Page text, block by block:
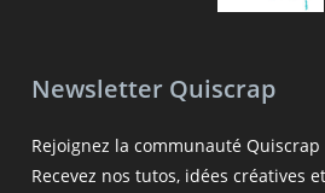
Newsletter Quiscrap
Rejoignez la communauté Quiscrap
Recevez nos tutos, idées créatives